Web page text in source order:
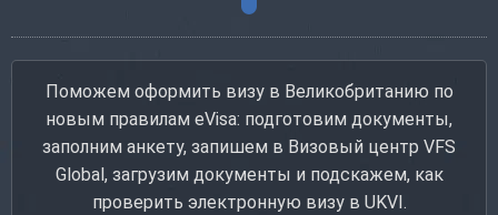
Поможем оформить визу в Великобританию по
новым правилам eVisa: подготовим документы,
заполним анкету, запишем в Визовый центр VFS
Global, загрузим документы и подскажем, как
проверить электронную визу в UKVI.